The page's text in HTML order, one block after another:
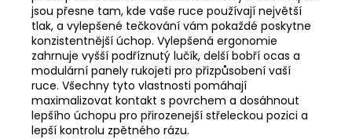
jsou přesne tam, kde vaše ruce používají největší
tlak, a vylepšené tečkování vám pokaždé poskytne
konzistentnější úchop. Vylepšená ergonomie
zahrnuje vyšší podříznutý lučík, delší bobří ocas a
modulární panely rukojeti pro přizpůsobení vaší
ruce. Všechny tyto vlastnosti pomáhají
maximalizovat kontakt s povrchem a dosáhnout
lepšího úchopu pro přirozenejší střeleckou pozici a
lepší kontrolu zpětného rázu.